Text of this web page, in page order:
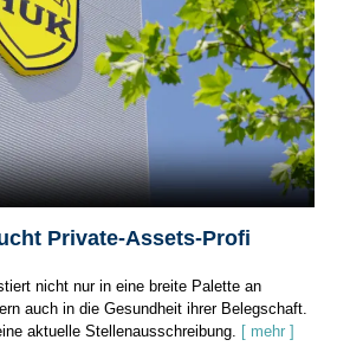
Private-Assets-Profi
nicht nur in eine breite Palette an
auch in die Gesundheit ihrer Belegschaft.
aktuelle Stellenausschreibung. [ mehr ]